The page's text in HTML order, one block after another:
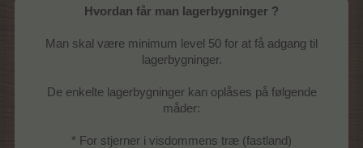
Hvordan får man lagerbygninger ?
Man skal være minimum level 50 for at få adgang til
lagerbygninger.
De enkelte lagerbygninger kan oplåses på følgende
måder:
* For stjerner i visdommens træ (fastland)